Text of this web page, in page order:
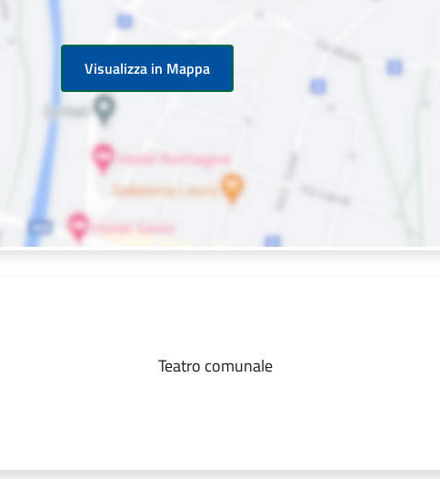
Visualizza in Mappa
Teatro comunale